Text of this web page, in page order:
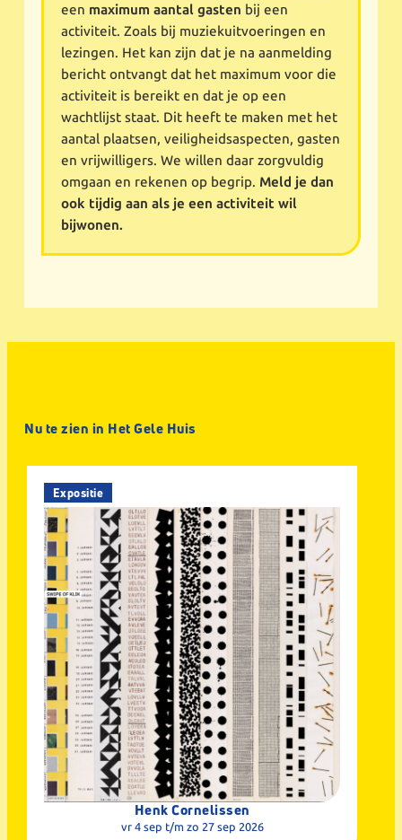
een maximum aantal gasten bij een
activiteit. Zoals bij muziekuitvoeringen en
lezingen. Het kan zijn dat je na aanmelding
bericht ontvangt dat het maximum voor die
activiteit is bereikt en dat je op een
wachtlijst staat. Dit heeft te maken met het
aantal plaatsen, veiligheidsaspecten, gasten
en vrijwilligers. We willen daar zorgvuldig
omgaan en rekenen op begrip. Meld je dan
ook tijdig aan als je een activiteit wil
bijwonen.
Nu te zien in Het Gele Huis
Expositie
Henk Cornelissen
vr 4 sep t/m zo 27 sep 2026